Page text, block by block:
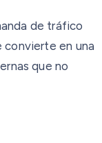
de tráfico
en una
que no